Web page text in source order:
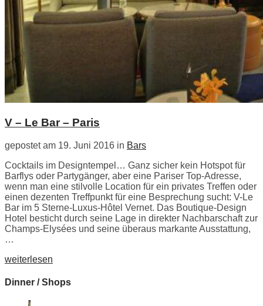
V – Le Bar – Paris
gepostet am 19. Juni 2016 in Bars
Cocktails im Designtempel… Ganz sicher kein Hotspot für
Barflys oder Partygänger, aber eine Pariser Top-Adresse,
wenn man eine stilvolle Location für ein privates Treffen oder
einen dezenten Treffpunkt für eine Besprechung sucht: V-Le
Bar im 5 Sterne-Luxus-Hôtel Vernet. Das Boutique-Design
Hotel besticht durch seine Lage in direkter Nachbarschaft zur
Champs-Elysées und seine überaus markante Ausstattung,
…
weiterlesen
Dinner / Shops